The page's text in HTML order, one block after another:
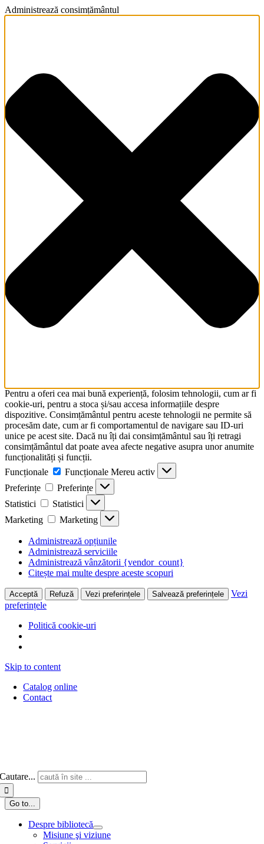
Administrează consimțământul
Pentru a oferi cea mai bună experiență, folosim tehnologii, cum ar fi
cookie-uri, pentru a stoca și/sau accesa informațiile despre
dispozitive. Consimțământul pentru aceste tehnologii ne permite să
procesăm date, cum ar fi comportamentul de navigare sau ID-uri
unice pe acest site. Dacă nu îți dai consimțământul sau îți retragi
consimțământul dat poate avea afecte negative asupra unor anumite
funcționalități și funcții.
Funcționale
Funcționale Mereu activ
Preferințe
Preferințe
Statistici
Statistici
Marketing
Marketing
Administrează opțiunile
Administrează serviciile
Administrează vânzătorii {vendor_count}
Citește mai multe despre aceste scopuri
Acceptă Refuză Vezi preferințele Salvează preferințele
Vezi
preferințele
Politică cookie-uri
Skip to content
Catalog online
Contact
Cautare...
Go to...
Despre bibliotecă
Misiune şi viziune